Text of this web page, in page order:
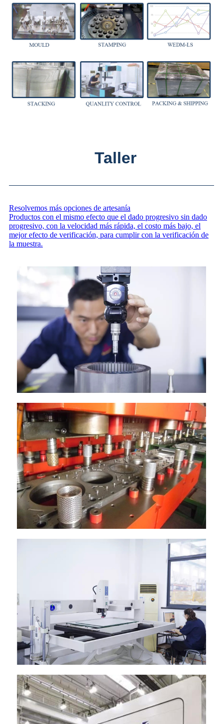
Taller
Resolvemos más opciones de artesanía
Productos con el mismo efecto que el dado progresivo sin dado
progresivo, con la velocidad más rápida, el costo más bajo, el
mejor efecto de verificación, para cumplir con la verificación de
la muestra.